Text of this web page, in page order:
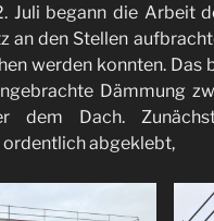
Juli begann die Arbeit
an den Stellen
werden konnten. Das
Dämmung
dem Dach.
ordentlich abgeklebt,